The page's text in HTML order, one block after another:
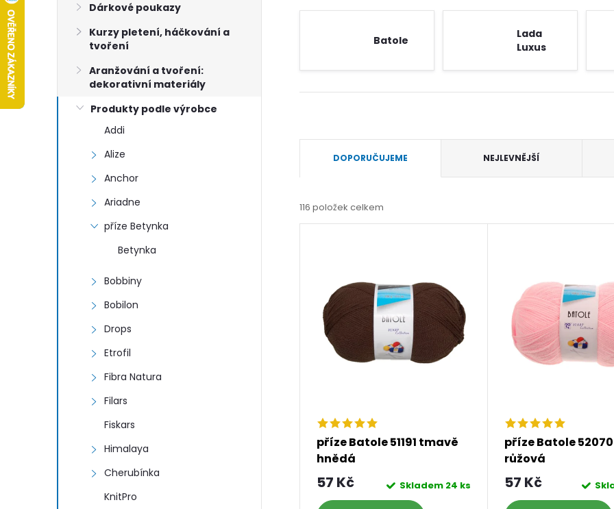
n
Dárkové poukazy
Kurzy pletení, háčkování a
tvoření
Aranžování a tvoření:
dekorativní materiály
Produkty podle výrobce
Addi
Alize
Anchor
Ariadne
příze Betynka
Betynka
Bobbiny
Bobilon
Drops
Etrofil
Fibra Natura
Filars
Fiskars
Himalaya
Cherubínka
KnitPro
Batole
Lada
Luxus
a
z
DOPORUČUJEME NEJLEVNĚJŠÍ
116 položek celkem
příze Batole 51191 tmavě
hnědá
57 Kč Skladem 24 ks
příze Batole
růžová
57 Kč